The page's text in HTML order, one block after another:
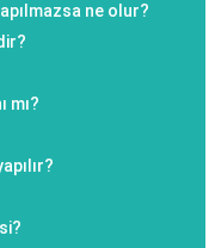
ne olur?
mı?